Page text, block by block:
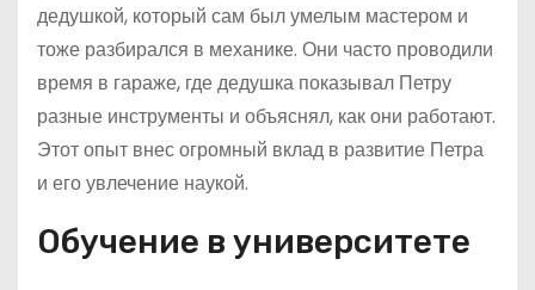
дедушкой, который сам был умелым мастером и
тоже разбирался в механике. Они часто проводили
время в гараже, где дедушка показывал Петру
разные инструменты и объяснял, как они работают.
Этот опыт внес огромный вклад в развитие Петра
и его увлечение наукой.
Обучение в университете